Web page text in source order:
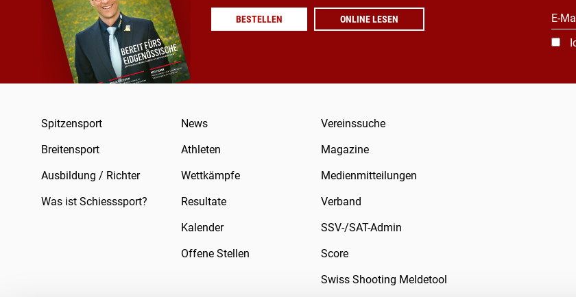
BESTELLEN ONLINE LESEN E-
Spitzensport
Breitensport
Ausbildung / Richter
Was ist Schiesssport?
News
Athleten
Wettkämpfe
Resultate
Kalender
Offene Stellen
Vereinssuche
Magazine
Medienmitteilungen
Verband
SSV-/SAT-Admin
Score
Swiss Shooting Meldetool